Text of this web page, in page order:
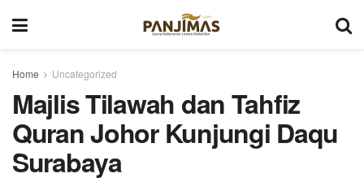
Home Uncategorized
Majlis Tilawah dan Tahfiz
Quran Johor Kunjungi Daqu
Surabaya